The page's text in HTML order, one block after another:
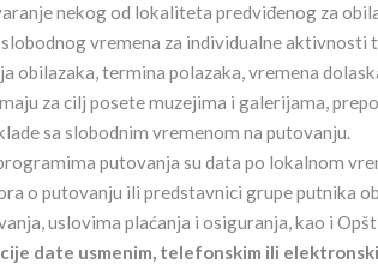
nekog od lokaliteta predviđenog za
vremena za individualne
obilazaka, termina polazaka, vremena
za cilj posete muzejima i galerijama,
sa slobodnim vremenom na putovanju.
putovanja su data po lokalnom
o putovanju ili predstavnici grupe putnika
uslovima plaćanja i osiguranja, kao i
date usmenim, telefonskim ili